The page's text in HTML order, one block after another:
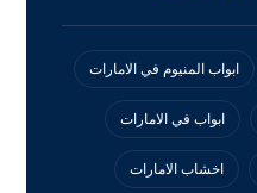
ابواب المنيوم في الامارات
ابواب في الامارات
اخشاب الامارات